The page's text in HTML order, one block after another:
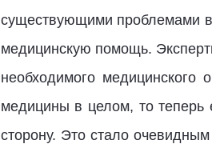
существующими проблемами
медицинскую помощь.
необходимого медицинского
медицины в целом, то теперь
сторону. Это стало